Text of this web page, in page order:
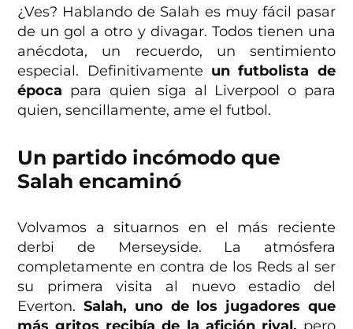
¿Ves? Hablando de Salah es muy fácil pasar
de un gol a otro y divagar. Todos tienen una
anécdota, un recuerdo, un sentimiento
especial. Definitivamente un futbolista de
época para quien siga al Liverpool o para
quien, sencillamente, ame el futbol.
Un partido incómodo que
Salah encaminó
Volvamos a situarnos en el más reciente
derbi de Merseyside. La atmósfera
completamente en contra de los Reds al ser
su primera visita al nuevo estadio del
Everton.Salah, uno de los jugadores que